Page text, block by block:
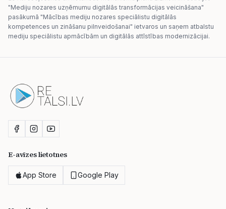
"Mediju nozares uzņēmumu digitālās transformācijas veicināšana"
pasākumā "Mācības mediju nozares speciālistu digitālās
kompetences un zināšanu pilnveidošanai" ietvaros un saņem atbalstu
mediju speciālistu apmācībām un digitālās attīstības modernizācijai.
E-avīzes lietotnes
App Store Google Play